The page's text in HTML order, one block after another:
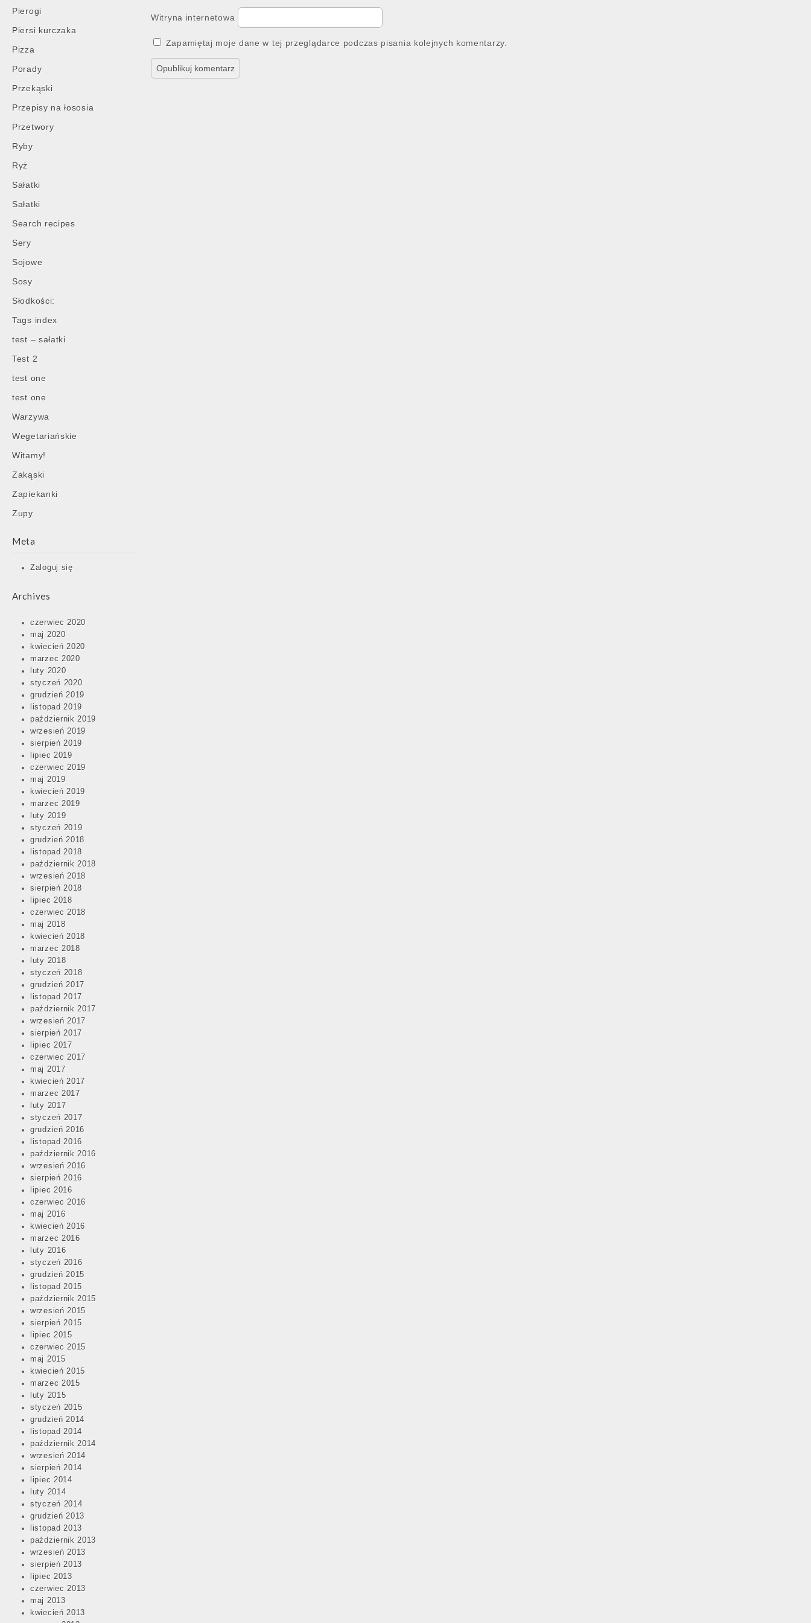
Pierogi
Piersi kurczaka
Pizza
Porady
Przekąski
Przepisy na łososia
Przetwory
Ryby
Ryż
Sałatki
Sałatki
Search recipes
Sery
Sojowe
Sosy
Słodkości:
Tags index
test – sałatki
Test 2
test one
test one
Warzywa
Wegetariańskie
Witamy!
Zakąski
Zapiekanki
Zupy
Meta
Zaloguj się
Archives
czerwiec 2020
maj 2020
kwiecień 2020
marzec 2020
luty 2020
styczeń 2020
grudzień 2019
listopad 2019
październik 2019
wrzesień 2019
sierpień 2019
lipiec 2019
czerwiec 2019
maj 2019
kwiecień 2019
marzec 2019
luty 2019
styczeń 2019
grudzień 2018
listopad 2018
październik 2018
wrzesień 2018
sierpień 2018
lipiec 2018
czerwiec 2018
maj 2018
kwiecień 2018
marzec 2018
luty 2018
styczeń 2018
grudzień 2017
listopad 2017
październik 2017
wrzesień 2017
sierpień 2017
lipiec 2017
czerwiec 2017
maj 2017
kwiecień 2017
marzec 2017
luty 2017
styczeń 2017
grudzień 2016
listopad 2016
październik 2016
wrzesień 2016
sierpień 2016
lipiec 2016
czerwiec 2016
maj 2016
kwiecień 2016
marzec 2016
luty 2016
styczeń 2016
grudzień 2015
listopad 2015
październik 2015
wrzesień 2015
sierpień 2015
lipiec 2015
czerwiec 2015
maj 2015
kwiecień 2015
marzec 2015
luty 2015
styczeń 2015
grudzień 2014
listopad 2014
październik 2014
wrzesień 2014
sierpień 2014
lipiec 2014
luty 2014
styczeń 2014
grudzień 2013
listopad 2013
październik 2013
wrzesień 2013
sierpień 2013
lipiec 2013
czerwiec 2013
maj 2013
kwiecień 2013
Witryna internetowa
Zapamiętaj moje dane w tej przeglądarce podczas pisania kolejnych komentarzy.